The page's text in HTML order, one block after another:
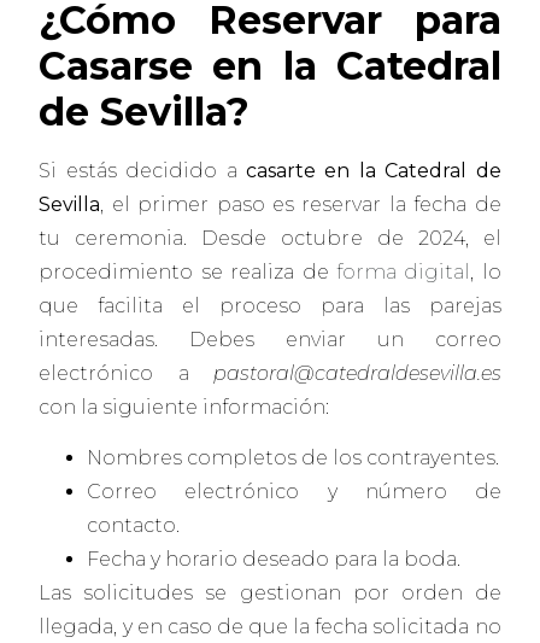
¿Cómo Reservar para
Casarse en la Catedral
de Sevilla?
Si estás decidido a casarte en la Catedral de
Sevilla, el primer paso es reservar la fecha de
tu ceremonia. Desde octubre de 2024, el
procedimiento se realiza de forma digital , lo
que facilita el proceso para las parejas
interesadas. Debes enviar un correo
electrónico a pastoral@catedraldesevilla.es
con la siguiente información:
Nombres completos de los contrayentes.
Correo electrónico y número de
contacto.
Fecha y horario deseado para la boda.
Las solicitudes se gestionan por orden de
llegada, y en caso de que la fecha solicitada no